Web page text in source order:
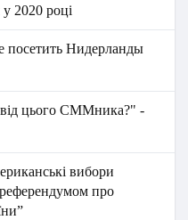
2020 році
посетить Нидерланды
цього СММника?" -
вибори
про